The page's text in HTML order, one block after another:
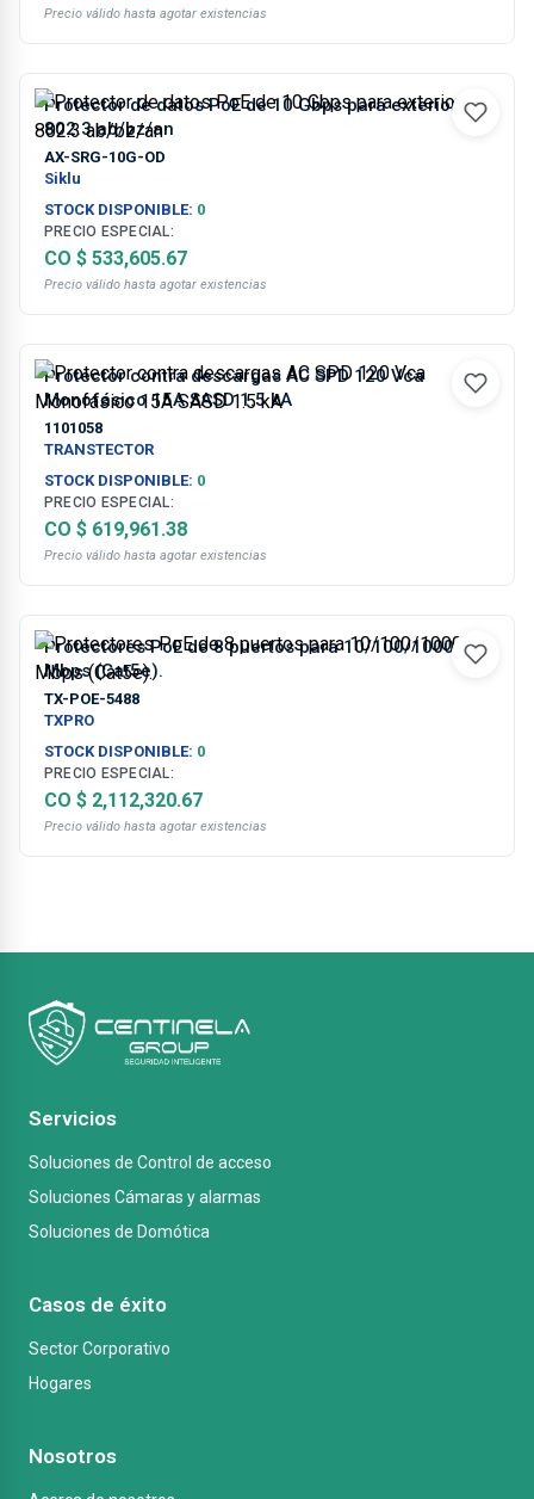
Precio válido hasta agotar existencias
Protector de datos PoE de 10 Gbps para exterior
802.3 ab/bz/an
AX-SRG-10G-OD
Siklu
STOCK DISPONIBLE: 0
PRECIO ESPECIAL:
CO $ 533,605.67
Precio válido hasta agotar existencias
Protector contra descargas AC SPD 120 Vca
Monofásico 15A SASD 1.5 kA
1101058
TRANSTECTOR
STOCK DISPONIBLE: 0
PRECIO ESPECIAL:
CO $ 619,961.38
Precio válido hasta agotar existencias
Protectores PoE de 8 puertos para 10/100/1000
Mbps (Cat5e).
TX-POE-5488
TXPRO
STOCK DISPONIBLE: 0
PRECIO ESPECIAL:
CO $ 2,112,320.67
Precio válido hasta agotar existencias
Servicios
Soluciones de Control de acceso
Soluciones Cámaras y alarmas
Soluciones de Domótica
Casos de éxito
Sector Corporativo
Hogares
Nosotros